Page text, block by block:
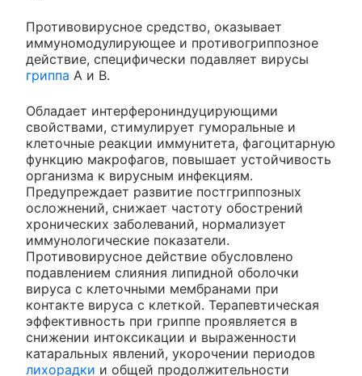
Противовирусное средство, оказывает
иммуномодулирующее и противогриппозное
действие, специфически подавляет вирусы
гриппа А и В.
Обладает интерферониндуцирующими
свойствами, стимулирует гуморальные и
клеточные реакции иммунитета, фагоцитарную
функцию макрофагов, повышает устойчивость
организма к вирусным инфекциям.
Предупреждает развитие постгриппозных
осложнений, снижает частоту обострений
хронических заболеваний, нормализует
иммунологические показатели.
Противовирусное действие обусловлено
подавлением слияния липидной оболочки
вируса с клеточными мембранами при
контакте вируса с клеткой. Терапевтическая
эффективность при гриппе проявляется в
снижении интоксикации и выраженности
катаральных явлений, укорочении периодов
лихорадки и общей продолжительности